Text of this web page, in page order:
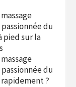
du
pied sur la
du
?